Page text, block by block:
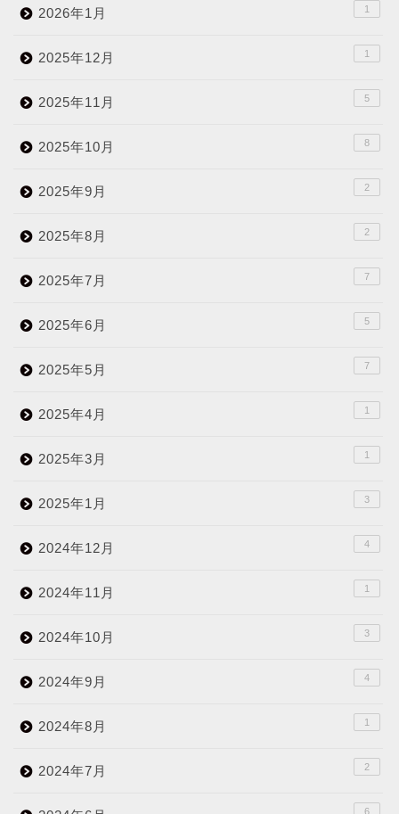
2026年1月 1
2025年12月 1
2025年11月 5
2025年10月 8
2025年9月 2
2025年8月 2
2025年7月 7
2025年6月 5
2025年5月 7
2025年4月 1
2025年3月 1
2025年1月 3
2024年12月 4
2024年11月 1
2024年10月 3
2024年9月 4
2024年8月 1
2024年7月 2
6